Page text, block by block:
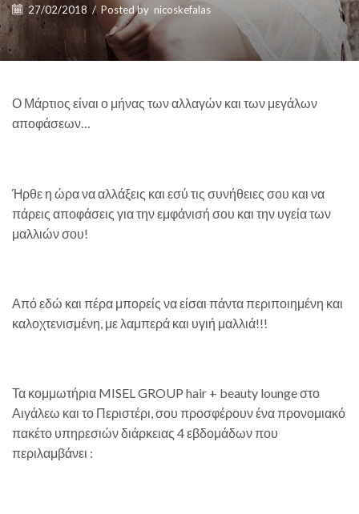
27/02/2018 / Posted by nicoskefalas
Ο Μάρτιος είναι ο μήνας των αλλαγών και των μεγάλων
αποφάσεων…
Ήρθε η ώρα να αλλάξεις και εσύ τις συνήθειες σου και να
πάρεις αποφάσεις για την εμφάνισή σου και την υγεία των
μαλλιών σου!
Από εδώ και πέρα μπορείς να είσαι πάντα περιποιημένη και
καλοχτενισμένη, με λαμπερά και υγιή μαλλιά!!!
Τα κομμωτήρια MISEL GROUP hair + beauty lounge στο
Αιγάλεω και το Περιστέρι, σου προσφέρουν ένα προνομιακό
πακέτο υπηρεσιών διάρκειας 4 εβδομάδων που
περιλαμβάνει :